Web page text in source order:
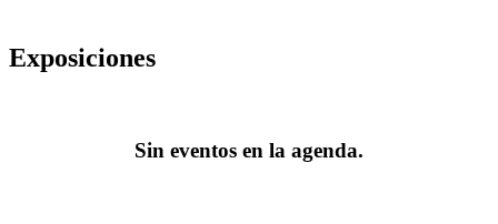
Exposiciones
Sin eventos en la agenda.